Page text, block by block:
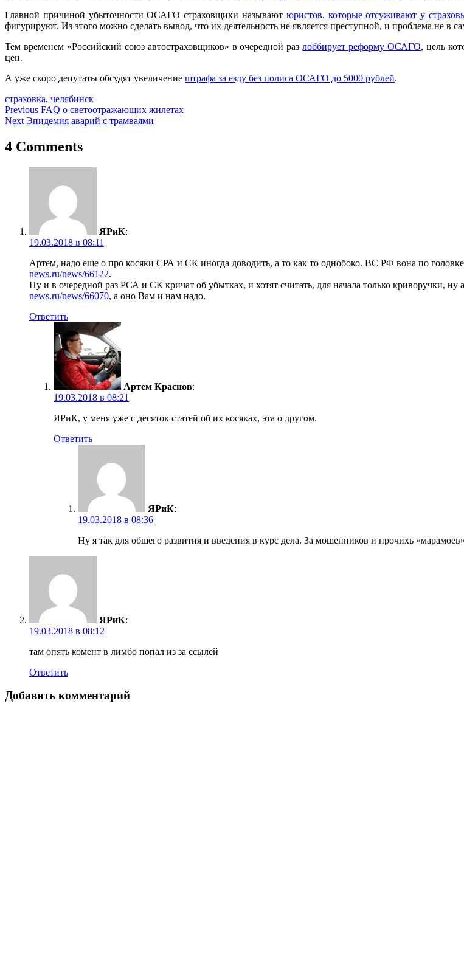
Главной причиной убыточности ОСАГО страховщики называют юристов, которые отсуживают у
фигурируют. Из этого можно сделать вывод, что их деятельность не является преступной, и проблема не в
Тем временем «Российский союз автостраховщиков» в очередной разлоббирует реформу ОСАГО, цель
цен.
А уже скоро депутаты обсудят увеличение штрафа за езду без полиса ОСАГО до 5000 рублей.
страховка, челябинск
Навигация
по
записям
Previous FAQ о светоотражающих жилетах
Next Эпидемия аварий с трамваями
4 Comments
ЯРиК:
19.03.2018 в 08:11
Артем, надо еще о про косяки СРА и СК иногда доводить, а то как то однобоко. ВС РФ вона по
news.ru/news/66122.
Ну и в очередной раз РСА и СК кричат об убытках, и хотят считать, для начала только криворучки,
news.ru/news/66070, а оно Вам и нам надо.
Ответить
Артем Краснов:
19.03.2018 в 08:21
ЯРиК, у меня уже с десяток статей об их косяках, эта о другом.
Ответить
ЯРиК:
19.03.2018 в 08:36
Ну я так для общего развития и введения в курс дела. За мошенников и прочихъ
ЯРиК:
19.03.2018 в 08:12
там опять комент в лимбо попал из за ссылей
Ответить
Добавить комментарий